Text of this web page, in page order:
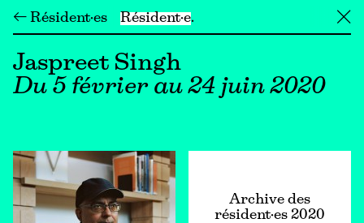
← Résident·es Résident·e ╳
Jaspreet Singh
Du 5 février au 24 juin 2020
Archive des
résident·es 2020